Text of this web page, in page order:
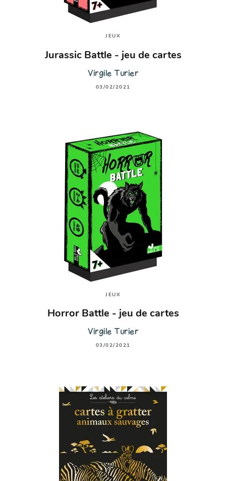
JEUX
Jurassic Battle - jeu de cartes
Virgile Turier
03/02/2021
JEUX
Horror Battle - jeu de cartes
Virgile Turier
03/02/2021